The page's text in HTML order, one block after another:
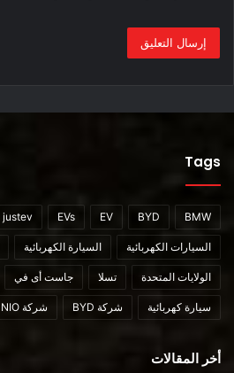
السيارة EV410 أسمها الىن Zevo 400
Tags
BMW
BYD
EV
EVs
justev
السيارات الكهربائية السيارة الكهربائية
الولايات المتحدة تسلا جاست أى في
سيارة كهربائية شركة BYD شركة NIO
أخر المقالات